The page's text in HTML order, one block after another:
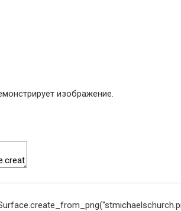
изображение.
.create_from_png(